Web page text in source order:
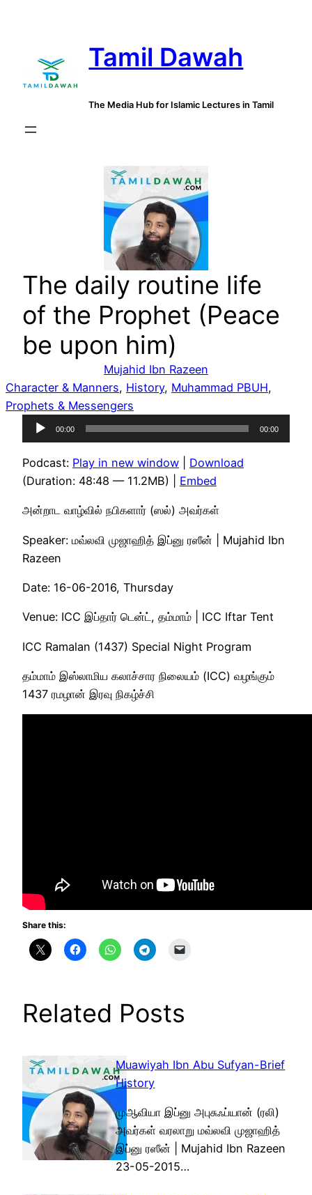
Tamil Dawah
The Media Hub for Islamic Lectures in Tamil
The daily routine life
of the Prophet (Peace
be upon him)
Mujahid Ibn Razeen
Character & Manners, History, Muhammad PBUH
Prophets & Messengers
Audio
Player
00:00 00:00
Podcast: Play in new window
Download
(Duration: 48:48 — 11.2MB) | Embed
அன்றாட வாழ்வில் நபிகளார் (ஸல்) அவர்கள்
Speaker: மவ்லவி முஜாஹித் இப்னு ரஸீன் | Mujahid Ibn
Razeen
Date: 16-06-2016, Thursday
Venue: ICC இப்தார் டென்ட், தம்மாம் | ICC Iftar Tent
ICC Ramalan (1437) Special Night Program
தம்மாம் இஸ்லாமிய கலாச்சார நிலையம் (ICC) வழங்கும்
1437 ரமழான் இரவு நிகழ்ச்சி
Share this:
Related Posts
Muawiyah Ibn Abu Sufyan-Brief
History
முஆவியா இப்னு அபுசுஃப்யான் (ரலி)
அவர்கள் வரலாறு மவ்லவி முஜாஹித்
இப்னு ரஸீன் | Mujahid Ibn Razeen
23-05-2015…